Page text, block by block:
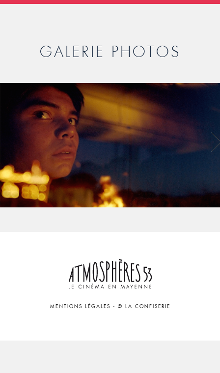
GALERIE PHOTOS
MENTIONS LÉGALES - © LA CONFISERIE